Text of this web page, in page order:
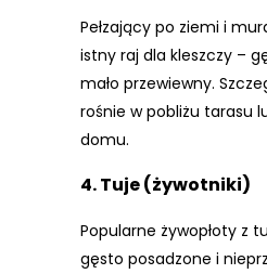
Pełzający po ziemi i
istny raj dla kleszczy –
mało przewiewny.
rośnie w pobliżu tarasu
domu.
4.Tuje (żywotniki)
Popularne żywopłoty z
gęsto posadzone i